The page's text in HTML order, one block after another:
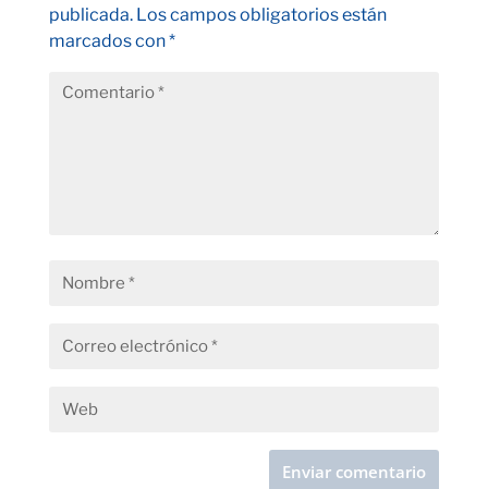
publicada. Los campos obligatorios están
marcados con*